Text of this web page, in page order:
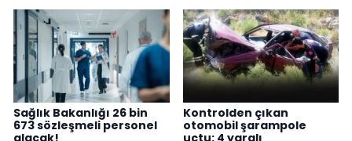
Sağlık Bakanlığı 26 bin
673 sözleşmeli personel
alacak!
Kontrolden çıkan
otomobil şarampole
uçtu: 4 yaralı